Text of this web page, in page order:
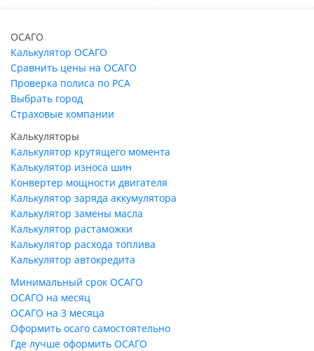
ОСАГО
Калькулятор ОСАГО
Сравнить цены на ОСАГО
Проверка полиса по РСА
Выбрать город
Страховые компании
Калькуляторы
Калькулятор крутящего момента
Калькулятор износа шин
Конвертер мощности двигателя
Калькулятор заряда аккумулятора
Калькулятор замены масла
Калькулятор растаможки
Калькулятор расхода топлива
Калькулятор автокредита
Минимальный срок ОСАГО
ОСАГО на месяц
ОСАГО на 3 месяца
Оформить осаго самостоятельно
Где лучше оформить ОСАГО